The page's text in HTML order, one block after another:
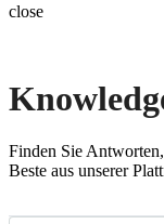
close
Finden Sie
Beste aus unserer